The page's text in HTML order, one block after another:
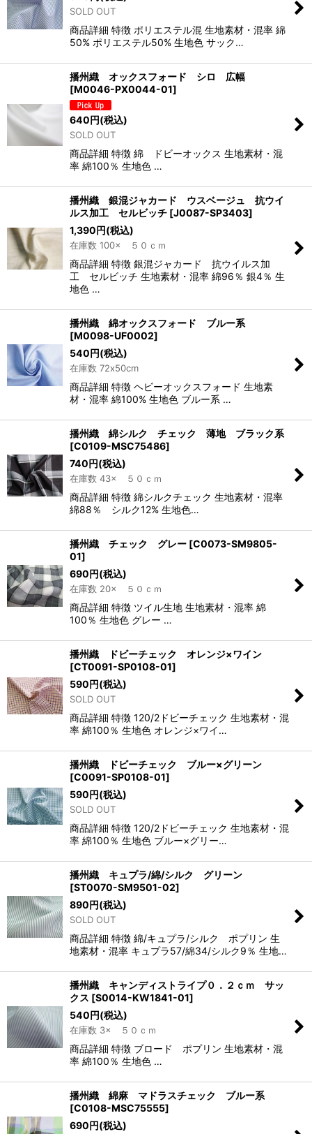
SOLD OUT
商品詳細 特徴 ポリエステル混 生地素材・混率 綿
50% ポリエステル50% 生地色 サック…
播州織 オックスフォード シロ 広幅
[M0046-PX0044-01]
640円(税込)
SOLD OUT
商品詳細 特徴 綿 ドビーオックス 生地素材・混
率 綿100％ 生地色 …
播州織 銀混ジャカード ウスベージュ 抗ウイ
ルス加工 セルビッチ [J0087-SP3403]
1,390円(税込)
在庫数 100× ５０ｃｍ
商品詳細 特徴 銀混ジャカード 抗ウイルス加
工 セルビッチ 生地素材・混率 綿96％ 銀4％ 生
地色 …
播州織 綿オックスフォード ブルー系
[M0098-UF0002]
540円(税込)
在庫数 72x50cm
商品詳細 特徴 ヘビーオックスフォード 生地素
材・混率 綿100% 生地色 ブルー系 …
播州織 綿シルク チェック 薄地 ブラック系
[C0109-MSC75486]
740円(税込)
在庫数 43× ５０ｃｍ
商品詳細 特徴 綿シルクチェック 生地素材・混率
綿88％ シルク12% 生地色…
播州織 チェック グレー [C0073-SM9805-
01]
690円(税込)
在庫数 20× ５０ｃｍ
商品詳細 特徴 ツイル生地 生地素材・混率 綿
100％ 生地色 グレー …
播州織 ドビーチェック オレンジ×ワイン
[CT0091-SP0108-01]
590円(税込)
SOLD OUT
商品詳細 特徴 120/2ドビーチェック 生地素材・混
率 綿100％ 生地色 オレンジ×ワイ…
播州織 ドビーチェック ブルー×グリーン
[C0091-SP0108-01]
590円(税込)
SOLD OUT
商品詳細 特徴 120/2ドビーチェック 生地素材・混
率 綿100％ 生地色 ブルー×グリー…
播州織 キュプラ/綿/シルク グリーン
[ST0070-SM9501-02]
890円(税込)
SOLD OUT
商品詳細 特徴 綿/キュプラ/シルク ポプリン 生
地素材・混率 キュプラ57/綿34/シルク9％ 生地…
播州織 キャンディストライプ０．２ｃｍ サッ
クス [S0014-KW1841-01]
540円(税込)
在庫数 3× ５０ｃｍ
商品詳細 特徴 ブロード ポプリン 生地素材・混
率 綿100％ 生地色 …
播州織 綿麻 マドラスチェック ブルー系
[C0108-MSC75555]
690円(税込)